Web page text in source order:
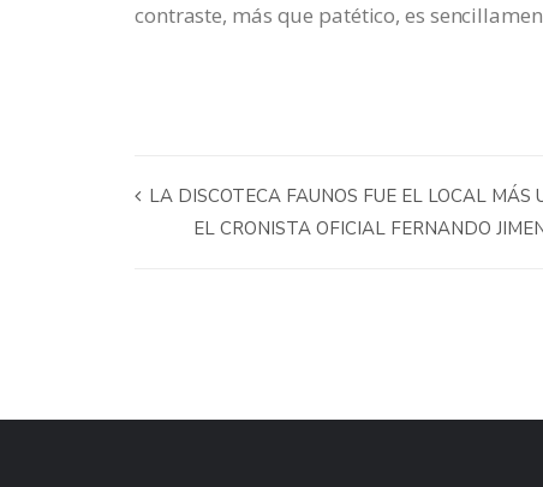
contraste, más que patético, es
LA DISCOTECA FAUNOS FUE EL LOCAL
EL CRONISTA OFICIAL FERNANDO